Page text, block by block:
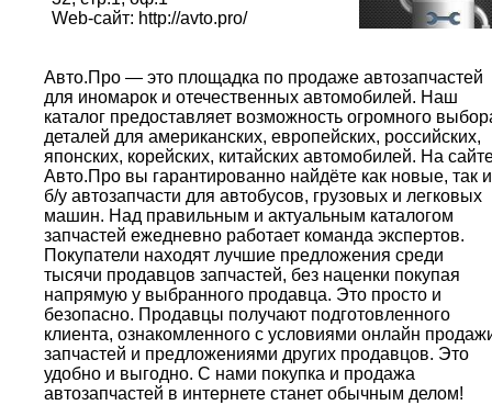
Web-сайт: http://avto.pro/
Авто.Про — это площадка по продаже автозапчастей
для иномарок и отечественных автомобилей. Наш
каталог предоставляет возможность огромного
деталей для американских, европейских, российских,
японских, корейских, китайских автомобилей. На
Авто.Про вы гарантированно найдёте как новые, так и
б/у автозапчасти для автобусов, грузовых и легковых
машин. Над правильным и актуальным каталогом
запчастей ежедневно работает команда экспертов.
Покупатели находят лучшие предложения среди
тысячи продавцов запчастей, без наценки покупая
напрямую у выбранного продавца. Это просто и
безопасно. Продавцы получают подготовленного
клиента, ознакомленного с условиями онлайн
запчастей и предложениями других продавцов. Это
удобно и выгодно. С нами покупка и продажа
автозапчастей в интернете станет обычным делом!